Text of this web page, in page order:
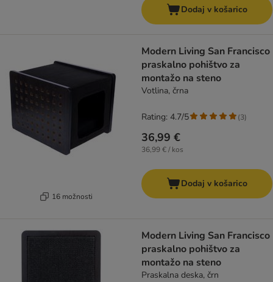
Dodaj v košarico
16 možnosti
Modern Living San Francisco
praskalno pohištvo za
montažo na steno
Votlina, črna
36,99 €
36,99 € / kos
Rating: 4.7/5 (3)
Dodaj v košarico
Modern Living San Francisco
praskalno pohištvo za
montažo na steno
Praskalna deska, črn